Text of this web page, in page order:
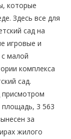
которые
Здесь все для
сад на
игровые и
малой
комплекса
сад.
площадь, 3 563
за
жилого